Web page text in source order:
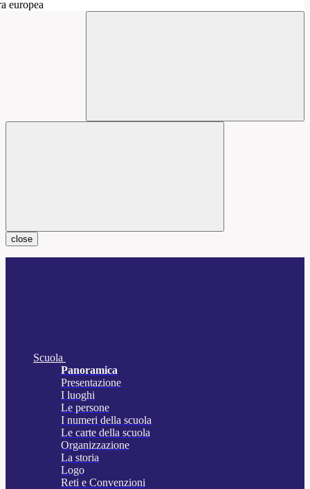
close
Scuola
Panoramica
Presentazione
I luoghi
Le persone
I numeri della scuola
Le carte della scuola
Organizzazione
La storia
Logo
Reti e Convenzioni